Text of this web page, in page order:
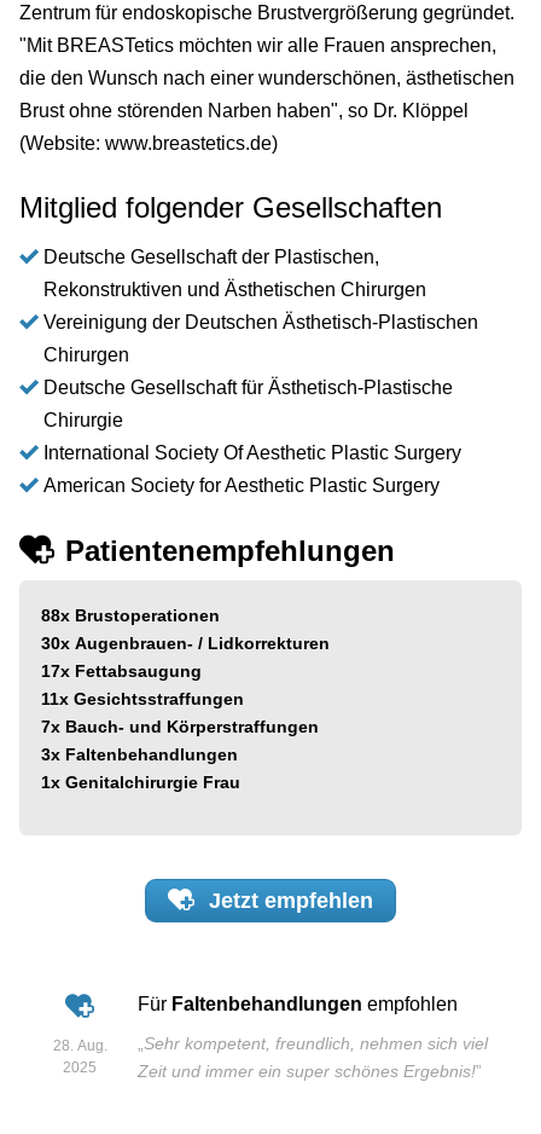
Zentrum für endoskopische Brustvergrößerung gegründet.
"Mit BREASTetics möchten wir alle Frauen ansprechen,
die den Wunsch nach einer wunderschönen, ästhetischen
Brust ohne störenden Narben haben", so Dr. Klöppel
(Website: www.breastetics.de)
Mitglied folgender Gesellschaften
Deutsche Gesellschaft der Plastischen,
Rekonstruktiven und Ästhetischen Chirurgen
Vereinigung der Deutschen Ästhetisch-Plastischen
Chirurgen
Deutsche Gesellschaft für Ästhetisch-Plastische
Chirurgie
International Society Of Aesthetic Plastic Surgery
American Society for Aesthetic Plastic Surgery
Patientenempfehlungen
88x Brustoperationen
30x Augenbrauen- / Lidkorrekturen
17x Fettabsaugung
11x Gesichtsstraffungen
7x Bauch- und Körperstraffungen
3x Faltenbehandlungen
1x Genitalchirurgie Frau
Jetzt empfehlen
28. Aug.
2025
Für Faltenbehandlungen empfohlen
„Sehr kompetent, freundlich, nehmen sich viel
Zeit und immer ein super schönes Ergebnis!”